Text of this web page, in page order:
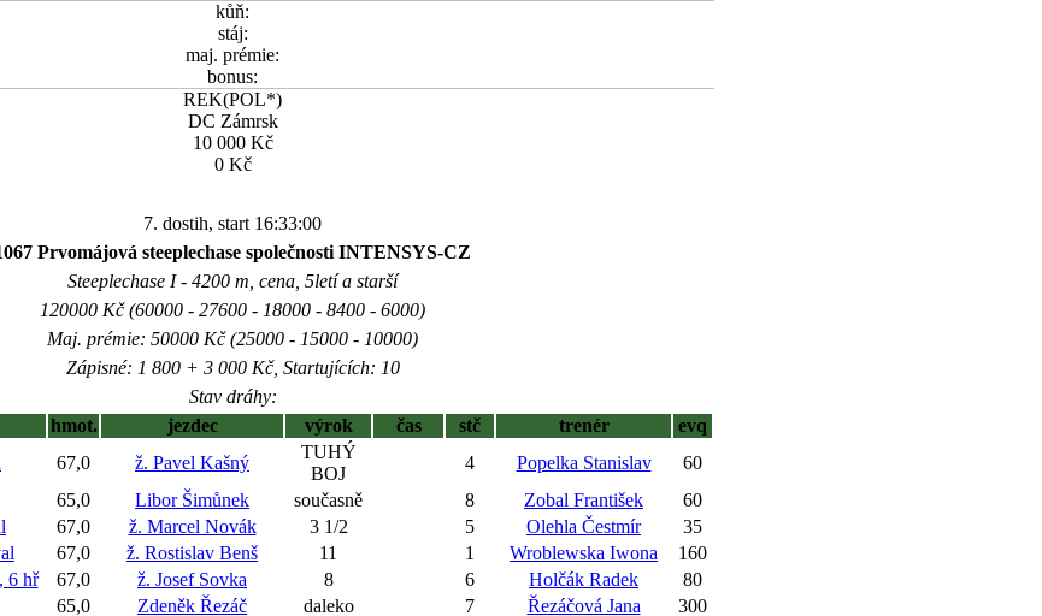
kůň:
stáj:
maj. prémie:
bonus:
REK(POL*)
DC Zámrsk
10 000 Kč
0 Kč
7. dostih, start 16:33:00
Prvomájová steeplechase společnosti INTENSYS-CZ
Steeplechase I - 4200 m, cena, 5letí a starší
120000 Kč (60000 - 27600 - 18000 - 8400 - 6000)
Maj. prémie: 50000 Kč (25000 - 15000 - 10000)
Zápisné: 1 800 + 3 000 Kč, Startujících: 10
Stav dráhy:
hmot. jezdec výrok čas stč trenér
evq
67,0 ž. Pavel Kašný
TUHÝ
BOJ
4 Popelka Stanislav
60
65,0 Libor Šimůnek současně 8 Zobal František
60
67,0 ž. Marcel Novák 3 1/2 5 Olehla Čestmír
35
67,0 ž. Rostislav Benš 11 1 Wroblewska Iwona
160
6 hř 67,0 ž. Josef Sovka 8 6 Holčák Radek
80
65,0 Zdeněk Řezáč daleko 7 Řezáčová Jana 300